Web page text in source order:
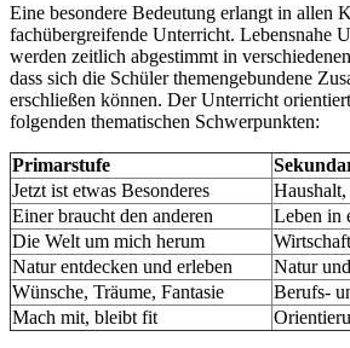
Eine besondere Bedeutung erlangt in allen
fachübergreifende Unterricht. Lebensnahe
werden zeitlich abgestimmt in
dass sich die Schüler themengebundene
erschließen können. Der Unterricht
folgenden thematischen Schwerpunkten:
Primarstufe
Jetzt ist etwas Besonderes
Einer braucht den anderen
Leben in
Die Welt um mich herum
Natur entdecken und erleben
Natur
Wünsche, Träume, Fantasie
Berufs-
Mach mit, bleibt fit